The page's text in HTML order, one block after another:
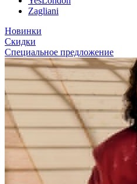
Zagliani
Новинки
Скидки
Специальное предложение